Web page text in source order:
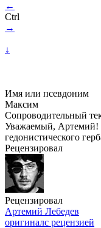
←
Ctrl
→
↓
Имя или псевдоним
Максим
Сопроводительный
Уважаемый, Артемий!
гедонистического
Рецензировал
Рецензировал
Артемий Лебедев
оригиналс рецензией